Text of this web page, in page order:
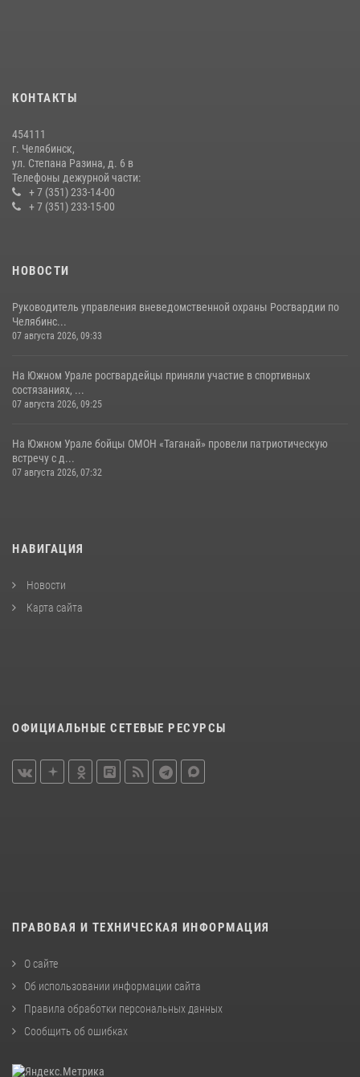
28 июля 2026, 10:38
КОНТАКТЫ
454111
г. Челябинск,
ул. Степана Разина, д. 6 в
Телефоны дежурной части:
+ 7 (351) 233-14-00
+ 7 (351) 233-15-00
НОВОСТИ
Руководитель управления вневедомственной охраны Росгвардии по
Челябинс...
07 августа 2026, 09:33
На Южном Урале росгвардейцы приняли участие в спортивных
состязаниях, ...
07 августа 2026, 09:25
На Южном Урале бойцы ОМОН «Таганай» провели патриотическую
встречу с д...
07 августа 2026, 07:32
НАВИГАЦИЯ
Новости
Карта сайта
ОФИЦИАЛЬНЫЕ СЕТЕВЫЕ РЕСУРСЫ
ПРАВОВАЯ И ТЕХНИЧЕСКАЯ ИНФОРМАЦИЯ
О сайте
Об использовании информации сайта
Правила обработки персональных данных
Сообщить об ошибках